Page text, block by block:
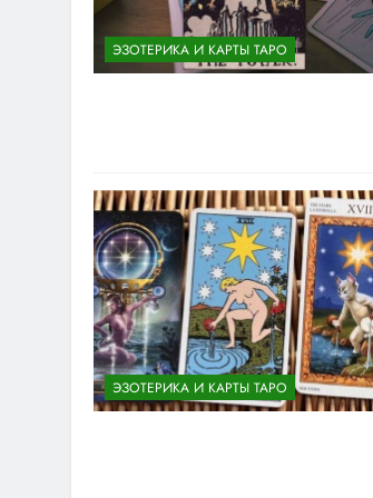
ЭЗОТЕРИКА И КАРТЫ ТАРО
ЭЗОТЕРИКА И КАРТЫ ТАРО